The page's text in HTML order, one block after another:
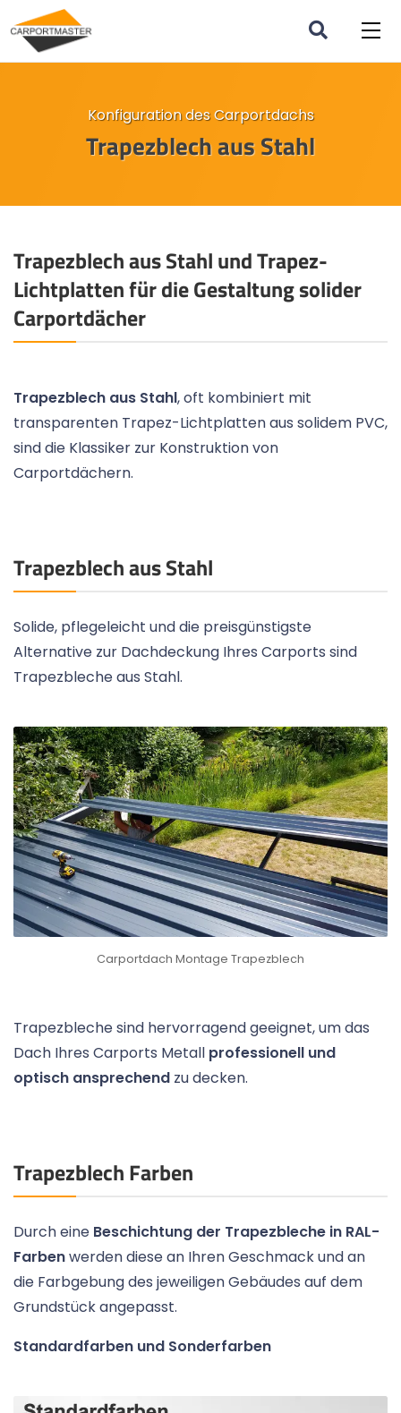
Konfiguration des Carportdachs
Trapezblech aus Stahl
Trapezblech aus Stahl und Trapez-
Lichtplatten für die Gestaltung solider
Carportdächer
Trapezblech aus Stahl, oft kombiniert mit
transparenten Trapez-Lichtplatten aus solidem PVC,
sind die Klassiker zur Konstruktion von
Carportdächern.
Trapezblech aus Stahl
Solide, pflegeleicht und die preisgünstigste
Alternative zur Dachdeckung Ihres Carports sind
Trapezbleche aus Stahl.
Carportdach Montage Trapezblech
Trapezbleche sind hervorragend geeignet, um das
Dach Ihres Carports Metall professionell und
optisch ansprechend zu decken.
Trapezblech Farben
Durch eine Beschichtung der Trapezbleche in RAL-
Farbenwerden diese an Ihren Geschmack und an
die Farbgebung des jeweiligen Gebäudes auf dem
Grundstück angepasst.
Standardfarben und Sonderfarben